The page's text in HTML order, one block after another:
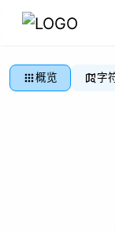
概览 字